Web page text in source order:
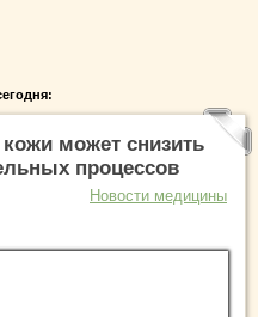
может снизить
процессов
Новости медицины